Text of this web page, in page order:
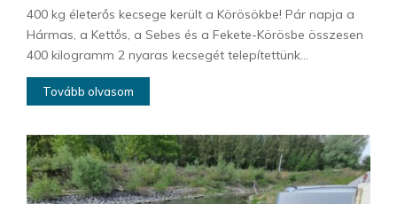
400 kg életerős kecsege került a Körösökbe! Pár napja a
Hármas, a Kettős, a Sebes és a Fekete-Körösbe összesen
400 kilogramm 2 nyaras kecsegét telepítettünk...
Tovább olvasom